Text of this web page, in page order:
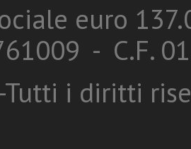
euro
- C.F.
Tutti i diritti